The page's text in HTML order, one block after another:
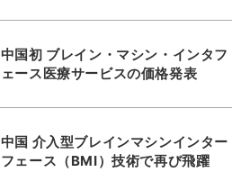
中国初 ブレイン・マシン・インタフ
ェース医療サービスの価格発表
中国 介入型ブレインマシンインター
フェース（BMI）技術で再び飛躍